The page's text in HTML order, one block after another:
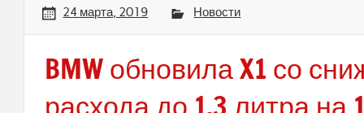
24 марта, 2019 Новости
BMW обновила X1 со